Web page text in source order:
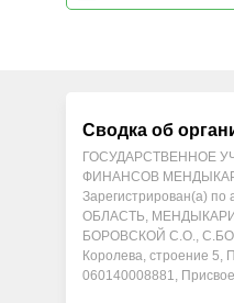
Сводка об
ГОСУДАРСТВЕННОЕ
ФИНАНСОВ
Зарегистрирован(а)
ОБЛАСТЬ,
БОРОВСКОЙ С.О.,
Королева, строение 5, Присвоен БИН (ИНН)